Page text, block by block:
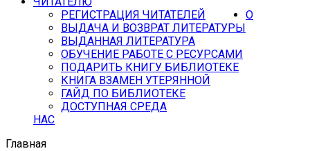
РЕГИСТРАЦИЯ ЧИТАТЕЛЕЙ
ВЫДАЧА И ВОЗВРАТ ЛИТЕРАТУРЫ
ВЫДАННАЯ ЛИТЕРАТУРА
ОБУЧЕНИЕ РАБОТЕ С РЕСУРСАМИ
ПОДАРИТЬ КНИГУ БИБЛИОТЕКЕ
КНИГА ВЗАМЕН УТЕРЯННОЙ
ГАЙД ПО БИБЛИОТЕКЕ
ДОСТУПНАЯ СРЕДА
О
НАС
Главная